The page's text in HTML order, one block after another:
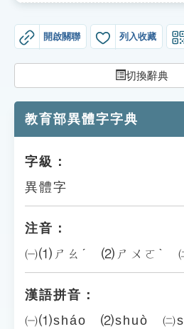
貓頭鷹博士
開啟關聯 列入收藏
切換辭典
教育部異體字字典
字級：
異體字
注音：
㈠⑴ㄕㄠˊ ⑵ㄕㄨㄛˋ
漢語拼音：
㈠⑴sháo ⑵shuò ㈡